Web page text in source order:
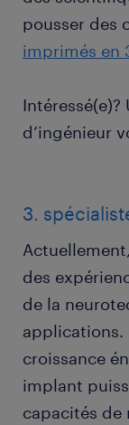
pousser des
imprimés en
d’ingénieur
3.
des
de la
applications.
croissance
implant
capacités de